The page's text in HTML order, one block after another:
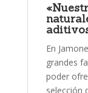
En
grandes
poder
selección